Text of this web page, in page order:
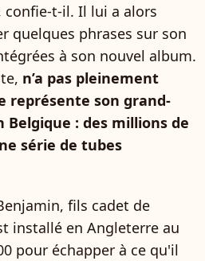
confie-t-il. Il lui a alors
quelques phrases sur son
à son nouvel album.
n’a pas pleinement
représente son grand-
Belgique : des millions de
série de tubes
fils cadet de
installé en Angleterre au
pour échapper à ce qu'il